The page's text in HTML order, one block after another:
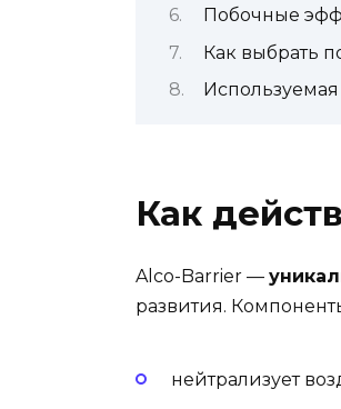
Побочные
Как выбрать
Используемая
Как
Alco-Barrier —
развития.
нейтрализует